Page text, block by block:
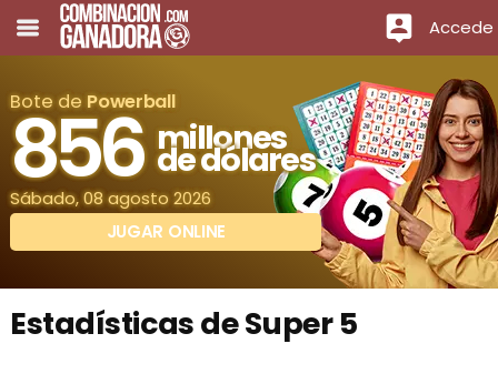
Accede
Bote de Powerball
856 millones
de dólares
Sábado, 08 agosto 2026
JUGAR ONLINE
Estadísticas de Super 5